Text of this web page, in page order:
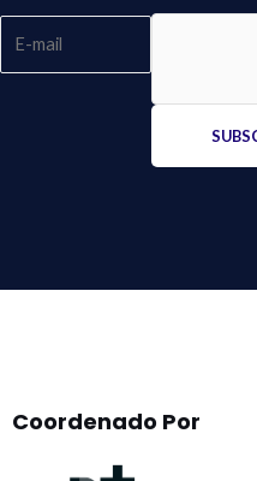
Coordenado Por